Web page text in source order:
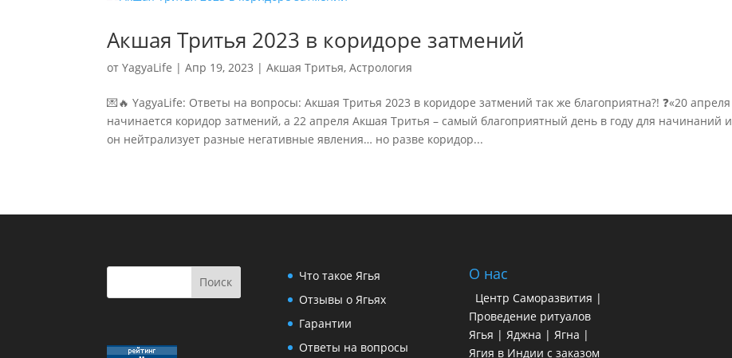
Акшая Тритья 2023 в коридоре затмений
отYagyaLife |Апр 19, 2023 |Акшая Тритья,Астрология
💌🔥 YagyaLife: Ответы на вопросы: Акшая Тритья 2023 в коридоре затмений так же благоприятна?! ❓«20 апреля
начинается коридор затмений, а 22 апреля Акшая Тритья – самый благоприятный день в году для начинаний и
он нейтрализует разные негативные явления… но разве коридор...
Что такое Ягья
Отзывы о Ягьях
Гарантии
Ответы на вопросы
О нас
Центр Саморазвития |
Проведение ритуалов
Ягья | Яджна | Ягна |
Ягия в Индии с заказом